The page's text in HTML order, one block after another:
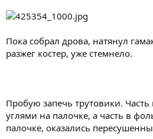
Пока собрал дрова, натянул
разжег костер, уже стемнело.
Пробую запечь трутовики. Часть
углями на палочке, а часть в
палочке, оказались